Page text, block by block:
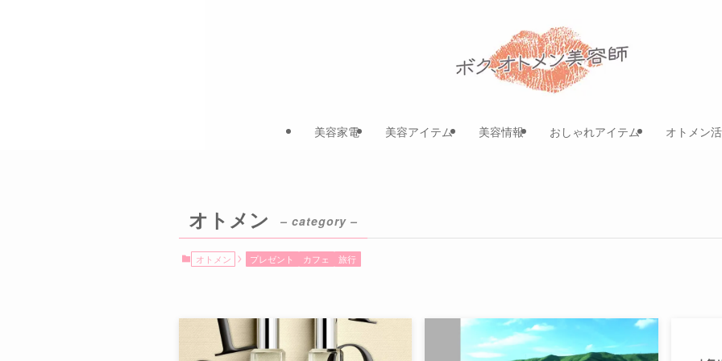
美容家電 美容アイテム 美容情報 おしゃれアイテム オトメン
オトメン – category –
オトメン プレゼント カフェ 旅行